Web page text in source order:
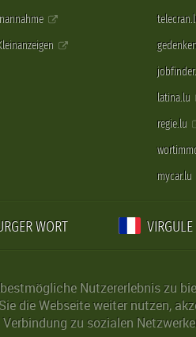
latina.lu
regie.lu
mycar.lu
WORT VIRGULE
Nutzererlebnis zu
die Webseite weiter nutzen,
Verbindung zu sozialen